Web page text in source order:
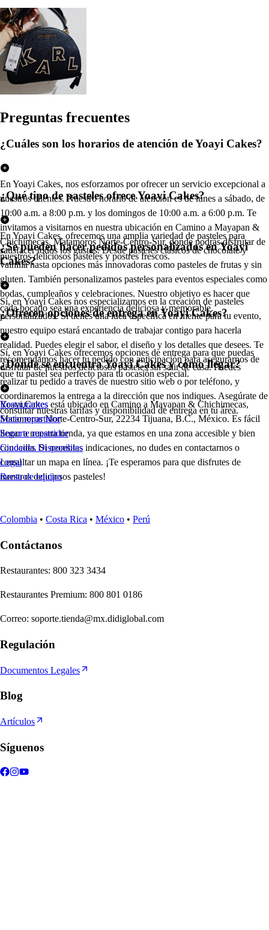
Preguntas frecuentes
¿Cuáles son los horarios de atención de Yoayi Cakes?
En Yoayi Cakes, nos esforzamos por ofrecer un servicio excepcional a
nuestros clientes. Nuestro horario de atención es de lunes a sábado, de
10:00 a.m. a 8:00 p.m. y los domingos de 10:00 a.m. a 6:00 p.m. Te
invitamos a visitarnos en nuestra ubicación en Camino a Mayapan &
Chichimecas, Matamoros Norte-Centro-Sur, donde podrás disfrutar de
nuestros deliciosos pasteles y postres frescos.
¿Qué tipo de pasteles ofrece Yoayi Cakes?
En Yoayi Cakes, ofrecemos una amplia variedad de pasteles para
satisfacer todos los gustos. Desde pasteles clásicos de chocolate y
vainilla hasta opciones más innovadoras como pasteles de frutas y sin
gluten. También personalizamos pasteles para eventos especiales como
bodas, cumpleaños y celebraciones. Nuestro objetivo es hacer que
cada bocado sea una experiencia deliciosa y memorable.
¿Se pueden hacer pedidos personalizados en Yoayi
Cakes?
Sí, en Yoayi Cakes nos especializamos en la creación de pasteles
personalizados. Si tienes una idea específica en mente para tu evento,
nuestro equipo estará encantado de trabajar contigo para hacerla
realidad. Puedes elegir el sabor, el diseño y los detalles que desees. Te
recomendamos hacer tu pedido con anticipación para asegurarnos de
que tu pastel sea perfecto para tu ocasión especial.
¿Ofrecen opciones de entrega en Yoayi Cakes?
Sí, en Yoayi Cakes ofrecemos opciones de entrega para que puedas
disfrutar de nuestros deliciosos pasteles sin salir de casa. Puedes
realizar tu pedido a través de nuestro sitio web o por teléfono, y
coordinaremos la entrega a la dirección que nos indiques. Asegúrate de
consultar nuestras tarifas y disponibilidad de entrega en tu área.
¿Dónde se encuentra Yoayi Cakes y cómo llegar?
Yoayi Cakes está ubicado en Camino a Mayapan & Chichimecas,
Matamoros Norte-Centro-Sur, 22234 Tijuana, B.C., México. Es fácil
llegar a nuestra tienda, ya que estamos en una zona accesible y bien
conocida. Si necesitas indicaciones, no dudes en contactarnos o
consultar un mapa en línea. ¡Te esperamos para que disfrutes de
nuestros deliciosos pasteles!
Restaurantes
Socio repartidor
Soporte repartidor
Ciudades Disponibles
Legal
Renta de equipo
Colombia • Costa Rica • México • Perú
Contáctanos
Restaurantes: 800 323 3434
Restaurantes Premium: 800 801 0186
Correo: soporte.tienda@mx.didiglobal.com
Regulación
Documentos Legales
Blog
Artículos
Síguenos